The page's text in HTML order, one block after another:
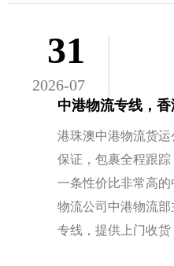
31
2026-07
中港物流专线，
港珠澳中港物流货
保证，包裹全程跟
一条性价比非常高
物流公司中港物流
专线，提供上门收货